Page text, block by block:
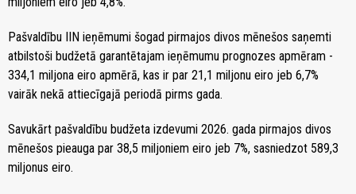
Pašvaldību IIN ieņēmumi šogad pirmajos divos mēnešos saņemti
atbilstoši budžetā garantētajam ieņēmumu prognozes apmēram -
334,1 miljona eiro apmērā, kas ir par 21,1 miljonu eiro jeb 6,7%
vairāk nekā attiecīgajā periodā pirms gada.
Savukārt pašvaldību budžeta izdevumi 2026. gada pirmajos divos
mēnešos pieauga par 38,5 miljoniem eiro jeb 7%, sasniedzot 589,3
miljonus eiro.